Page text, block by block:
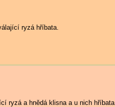
ryzá hříbata.
ryzá a hnědá klisna a u nich hříbata.